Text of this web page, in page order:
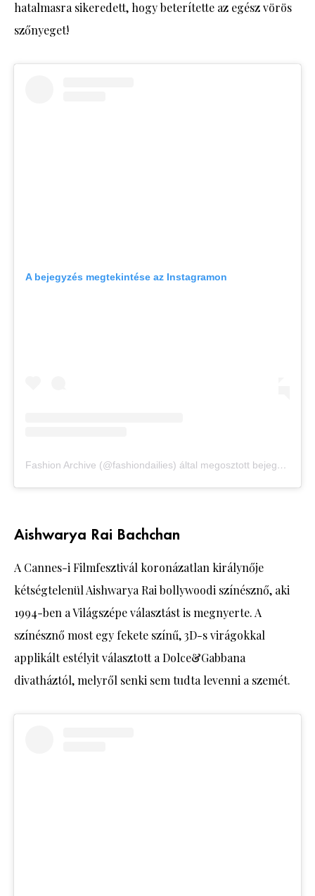
hatalmasra sikeredett, hogy beterítette az egész vörös
szőnyeget!
A bejegyzés megtekintése az Instagramon
Fashion Archive (@fashiondailies) által megosztott bejegyzés
Aishwarya Rai Bachchan
A Cannes-i Filmfesztivál koronázatlan királynője
kétségtelenül Aishwarya Rai bollywoodi színésznő, aki
1994-ben a Világszépe választást is megnyerte. A
színésznő most egy fekete színű, 3D-s virágokkal
applikált estélyit választott a Dolce&Gabbana
divatháztól, melyről senki sem tudta levenni a szemét.